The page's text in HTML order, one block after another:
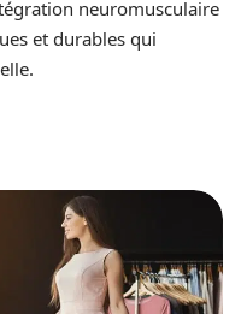
neuromusculaire
et durables qui